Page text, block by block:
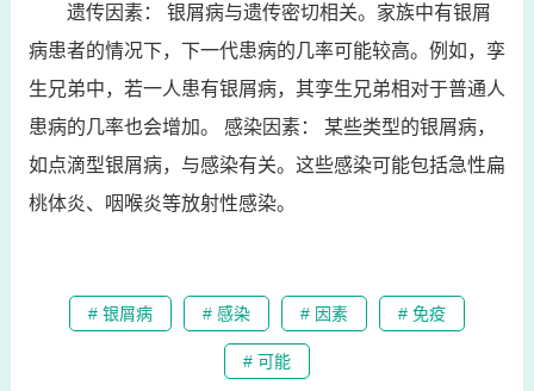
遗传因素： 银屑病与遗传密切相关。家族中有银屑
病患者的情况下，下一代患病的几率可能较高。例如，孪
生兄弟中，若一人患有银屑病，其孪生兄弟相对于普通人
患病的几率也会增加。 感染因素： 某些类型的银屑病，
如点滴型银屑病，与感染有关。这些感染可能包括急性扁
桃体炎、咽喉炎等放射性感染。
# 银屑病 # 感染 # 因素 # 免疫
# 可能